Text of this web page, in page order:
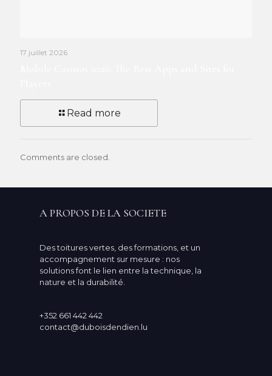
17 juillet 2026
Read more
Comments are closed.
A PROPOS DE LA SOCIETE
Des toitures vertes, des formations, et un
accompagnement sur mesure : nos
solutions font le lien entre la technique, la
nature et la durabilité.
+352 661 442 442
contact@duboisdendien.lu